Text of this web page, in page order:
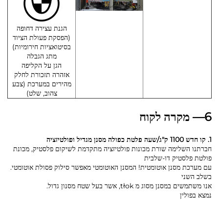
הגנת עצירה דחופה
(הפסקת פעולת הציוד
בסיטואציות חירומיות)
מתג הגבלה
הגן על הקליפה
אזהרה תזכורת לחלק
מהירים במערכת (צבע
צהוב, שלט)
6— מקרה לקוח
1. קו חדש 1100 ק"ג/שעה פלטת כפולה מסנן מגדיל ופולטיזציה
חברתנו השלימה שורת מכונות פולטיזציה מתקדמת לשיקום פלסטיק, מכונת
פולטת פלסטיק דו-שלבית
עם מערכת מסנן אוטומטית! המסנן האוטומטי מאפשר סילוק פסולת אוטומטי.
בשלב השני
אנו משתמשים במסנן מסוג מ tłok, אשר בעל שטח מסנון גדול.
נמצא בפולין